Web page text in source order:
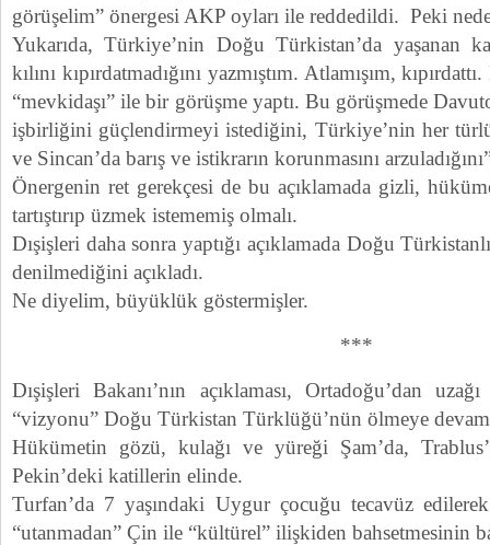
görüşelim” önergesi AKP oyları ile reddedildi. Peki
Yukarıda, Türkiye’nin Doğu Türkistan’da yaşanan
kılını kıpırdatmadığını yazmıştım. Atlamışım,
“mevkidaşı” ile bir görüşme yaptı. Bu görüşmede
işbirliğini güçlendirmeyi istediğini, Türkiye’nin her türlü
ve Sincan’da barış ve istikrarın korunmasını
Önergenin ret gerekçesi de bu açıklamada gizli,
tartıştırıp üzmek istememiş olmalı.
Dışişleri daha sonra yaptığı açıklamada Doğu
denilmediğini açıkladı.
Ne diyelim, büyüklük göstermişler.
***
Dışişleri Bakanı’nın açıklaması, Ortadoğu’dan
“vizyonu” Doğu Türkistan Türklüğü’nün ölmeye
Hükümetin gözü, kulağı ve yüreği Şam’da,
Pekin’deki katillerin elinde.
Turfan’da 7 yaşındaki Uygur çocuğu tecavüz
“utanmadan” Çin ile “kültürel” ilişkiden bahsetmesinin